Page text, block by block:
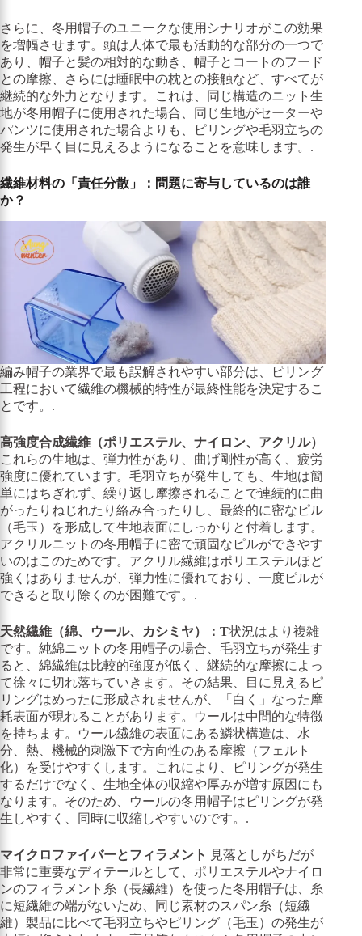
さらに、冬用帽子のユニークな使用シナリオがこの効果
を増幅させます。頭は人体で最も活動的な部分の一つで
あり、帽子と髪の相対的な動き、帽子とコートのフード
との摩擦、さらには睡眠中の枕との接触など、すべてが
継続的な外力となります。これは、同じ構造のニット生
地が冬用帽子に使用された場合、同じ生地がセーターや
パンツに使用された場合よりも、ピリングや毛羽立ちの
発生が早く目に見えるようになることを意味します。.
繊維材料の「責任分散」：問題に寄与しているのは誰
か？
編み帽子の業界で最も誤解されやすい部分は、ピリング
工程において繊維の機械的特性が最終性能を決定するこ
とです。.
高強度合成繊維（ポリエステル、ナイロン、アクリル）
これらの生地は、弾力性があり、曲げ剛性が高く、疲労
強度に優れています。毛羽立ちが発生しても、生地は簡
単にはちぎれず、繰り返し摩擦されることで連続的に曲
がったりねじれたり絡み合ったりし、最終的に密なピル
（毛玉）を形成して生地表面にしっかりと付着します。
アクリルニットの冬用帽子に密で頑固なピルができやす
いのはこのためです。アクリル繊維はポリエステルほど
強くはありませんが、弾力性に優れており、一度ピルが
できると取り除くのが困難です。.
天然繊維（綿、ウール、カシミヤ）：T状況はより複雑
です。純綿ニットの冬用帽子の場合、毛羽立ちが発生す
ると、綿繊維は比較的強度が低く、継続的な摩擦によっ
て徐々に切れ落ちていきます。その結果、目に見えるピ
リングはめったに形成されませんが、「白く」なった摩
耗表面が現れることがあります。ウールは中間的な特徴
を持ちます。ウール繊維の表面にある鱗状構造は、水
分、熱、機械的刺激下で方向性のある摩擦（フェルト
化）を受けやすくします。これにより、ピリングが発生
するだけでなく、生地全体の収縮や厚みが増す原因にも
なります。そのため、ウールの冬用帽子はピリングが発
生しやすく、同時に収縮しやすいのです。.
マイクロファイバーとフィラメント 見落としがちだが
非常に重要なディテールとして、ポリエステルやナイロ
ンのフィラメント糸（長繊維）を使った冬用帽子は、糸
に短繊維の端がないため、同じ素材のスパン糸（短繊
維）製品に比べて毛羽立ちやピリング（毛玉）の発生が